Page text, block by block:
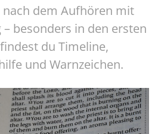
nach dem Aufhören mit
besonders in den ersten
du Timeline,
und Warnzeichen.